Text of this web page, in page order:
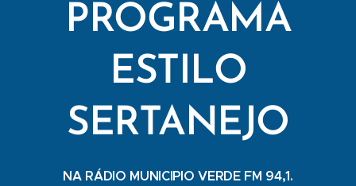
PROGRAMA
ESTILO
SERTANEJO
NA RÁDIO MUNICIPIO VERDE FM 94,1.